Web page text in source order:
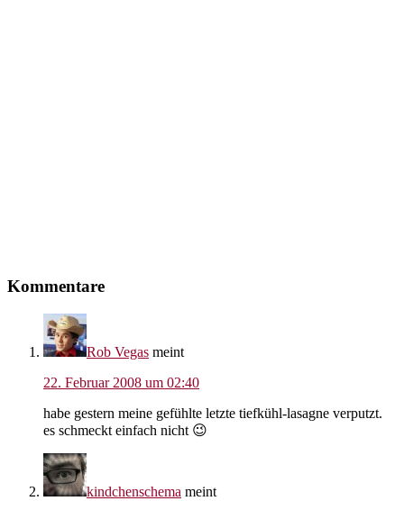
Interaktionen
Kommentare
Rob Vegas meint
22. Februar 2008 um 02:40
habe gestern meine gefühlte letzte tiefkühl-lasagne verputzt.
es schmeckt einfach nicht 😉
kindchenschema meint